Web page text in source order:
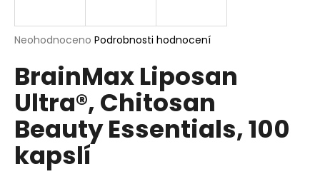
Průměrné
produktu
je
0,0
z
5
hvězdiček.
Neohodnoceno Podrobnosti hodnocení
BrainMax Liposan
Ultra®, Chitosan
Beauty Essentials, 100
kapslí
j
t
?